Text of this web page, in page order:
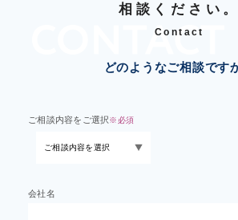
相談ください。
Contact
どのようなご相談です
ご相談内容をご選択※必須
会社名